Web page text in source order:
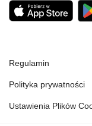
Regulamin
Polityka prywatności
Ustawienia Plików